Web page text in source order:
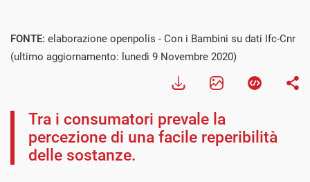
FONTE: elaborazione openpolis - Con i Bambini su dati Ifc-Cnr
(ultimo aggiornamento: lunedì 9 Novembre 2020)
Tra i consumatori prevale la
percezione di una facile reperibilità
delle sostanze.